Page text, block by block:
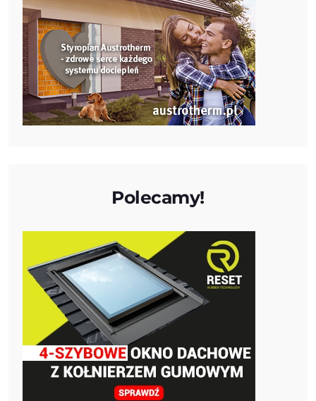
Polecamy!